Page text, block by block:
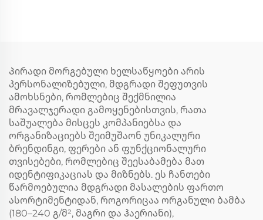
Პირადი მორგებული ხელსაწყოები არის
პერსონალიზებული, მდგრადი შეფუთვის
ამოხსნები, რომლებიც შექმნილია
მრავალჯერადი გამოყენებისთვის, რათა
საშუალება მისცეს კომპანიებსა და
ორგანიზაციებს შეიმუშაონ უნიკალური
ბრენდინგი, ფერები ან ფუნქციონალური
თვისებები, რომლებიც შეესაბამება მათ
იდენტიფიკაციას და მიზნებს. ეს ჩანთები
წარმოებულია მდგრადი მასალების ფართო
ასორტიმენტიდან, როგორიცაა ორგანული ბამბა
(180–240 გ/მ², მაგრი და ჰაერიანი),